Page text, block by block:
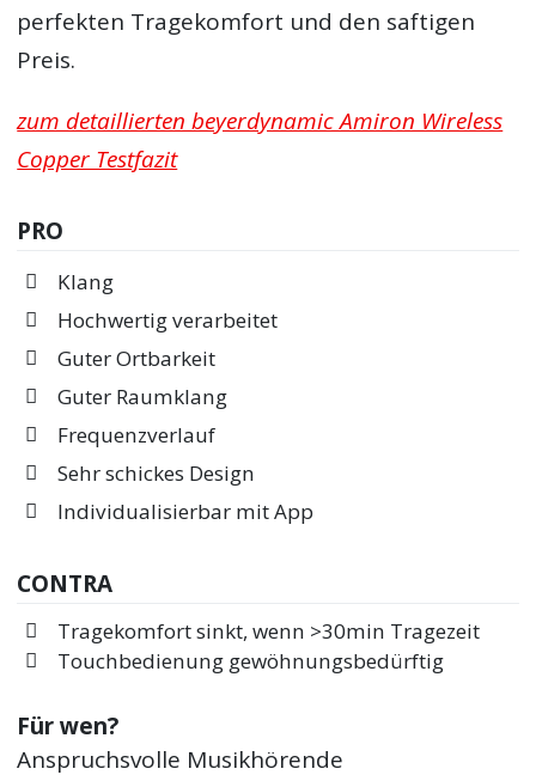
perfekten Tragekomfort und den saftigen
Preis.
zum detaillierten beyerdynamic Amiron Wireless
Copper Testfazit
PRO
Klang
Hochwertig verarbeitet
Guter Ortbarkeit
Guter Raumklang
Frequenzverlauf
Sehr schickes Design
Individualisierbar mit App
CONTRA
Tragekomfort sinkt, wenn >30min Tragezeit
Touchbedienung gewöhnungsbedürftig
Für wen?
Anspruchsvolle Musikhörende